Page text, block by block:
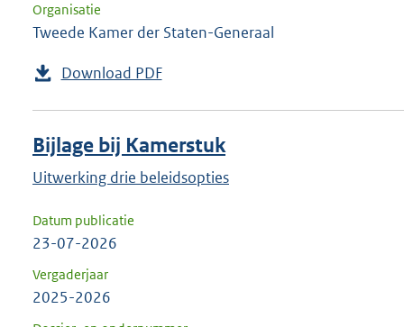
Organisatie
Tweede Kamer der Staten-Generaal
Download PDF
Bijlage bij Kamerstuk
Uitwerking drie beleidsopties
Datum publicatie
23-07-2026
Vergaderjaar
2025-2026